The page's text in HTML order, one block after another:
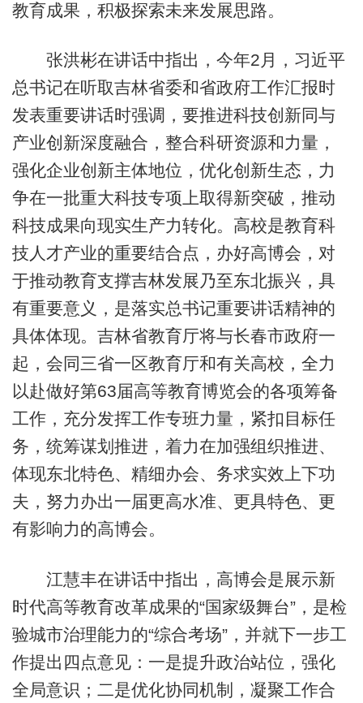
教育成果，积极探索未来发展思路。
张洪彬在讲话中指出，今年2月，习近平
总书记在听取吉林省委和省政府工作汇报时
发表重要讲话时强调，要推进科技创新同与
产业创新深度融合，整合科研资源和力量，
强化企业创新主体地位，优化创新生态，力
争在一批重大科技专项上取得新突破，推动
科技成果向现实生产力转化。高校是教育科
技人才产业的重要结合点，办好高博会，对
于推动教育支撑吉林发展乃至东北振兴，具
有重要意义，是落实总书记重要讲话精神的
具体体现。吉林省教育厅将与长春市政府一
起，会同三省一区教育厅和有关高校，全力
以赴做好第63届高等教育博览会的各项筹备
工作，充分发挥工作专班力量，紧扣目标任
务，统筹谋划推进，着力在加强组织推进、
体现东北特色、精细办会、务求实效上下功
夫，努力办出一届更高水准、更具特色、更
有影响力的高博会。
江慧丰在讲话中指出，高博会是展示新
时代高等教育改革成果的“国家级舞台”，是检
验城市治理能力的“综合考场”，并就下一步工
作提出四点意见：一是提升政治站位，强化
全局意识；二是优化协同机制，凝聚工作合